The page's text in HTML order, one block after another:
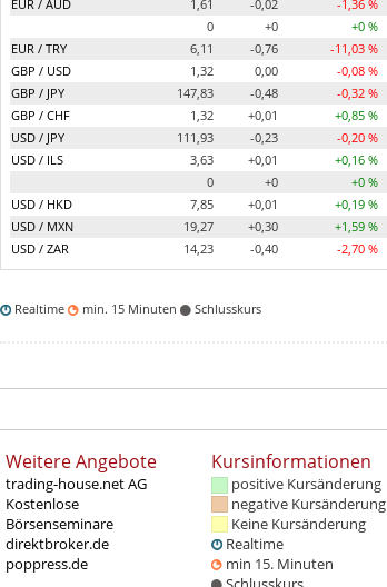
EUR / AUD
1,61 -0,02
-1,36 %
0
+0
+0 %
EUR / TRY
6,11 -0,76
-11,03 %
GBP / USD
1,32 0,00
-0,08 %
GBP / JPY
147,83 -0,48
-0,32 %
GBP / CHF
1,32 +0,01
+0,85 %
USD / JPY
111,93 -0,23
-0,20 %
USD / ILS
3,63 +0,01
+0,16 %
0
+0
+0 %
USD / HKD
7,85 +0,01
+0,19 %
USD / MXN
19,27 +0,30
+1,59 %
USD / ZAR
14,23 -0,40 -2,70 %
Realtime min. 15 Minuten Schlusskurs
Weitere Angebote
trading-house.net AG
Kostenlose
Börsenseminare
direktbroker.de
poppress.de
Kursinformationen
positive Kursänderung
negative Kursänderung
Keine Kursänderung
Realtime
min 15. Minuten